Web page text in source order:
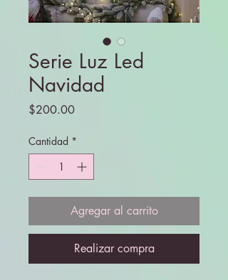
Serie Luz Led
Navidad
$200.00Precio
Cantidad *
Agregar al carrito
Realizar compra